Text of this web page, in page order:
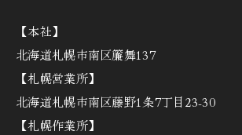
【本社】
北海道札幌市南区簾舞137
【札幌営業所】
北海道札幌市南区藤野1条7丁目23-30
【札幌作業所】